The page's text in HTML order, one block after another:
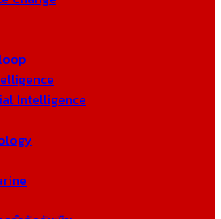
Intelligence